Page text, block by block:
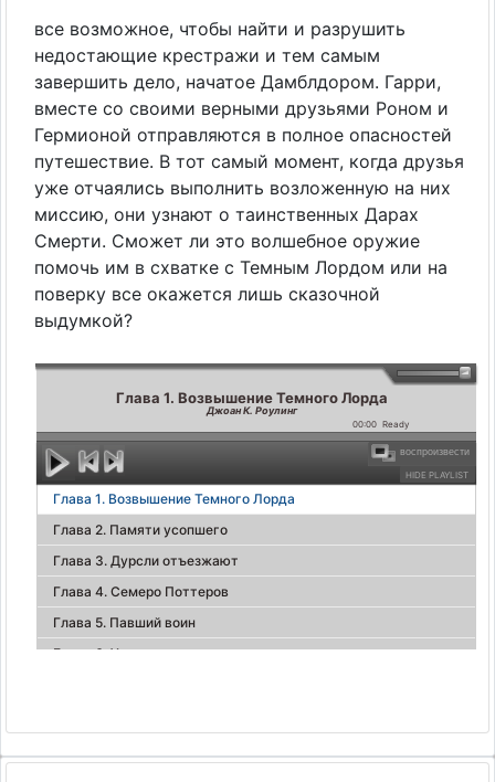
все возможное, чтобы найти и разрушить
недостающие крестражи и тем самым
завершить дело, начатое Дамблдором. Гарри,
вместе со своими верными друзьями Роном и
Гермионой отправляются в полное опасностей
путешествие. В тот самый момент, когда друзья
уже отчаялись выполнить возложенную на них
миссию, они узнают о таинственных Дарах
Смерти. Сможет ли это волшебное оружие
помочь им в схватке с Темным Лордом или на
поверку все окажется лишь сказочной
выдумкой?
Глава 1. Возвышение Темного Лорда
Джоан К. Роулинг
00:00 Ready
HIDE PLAYLIST
воспроизвести
Глава 1. Возвышение Темного Лорда
Глава 2. Памяти усопшего
Глава 3. Дурсли отъезжают
Глава 4. Семеро Поттеров
Глава 5. Павший воин
Глава 6. Упырь в пижаме